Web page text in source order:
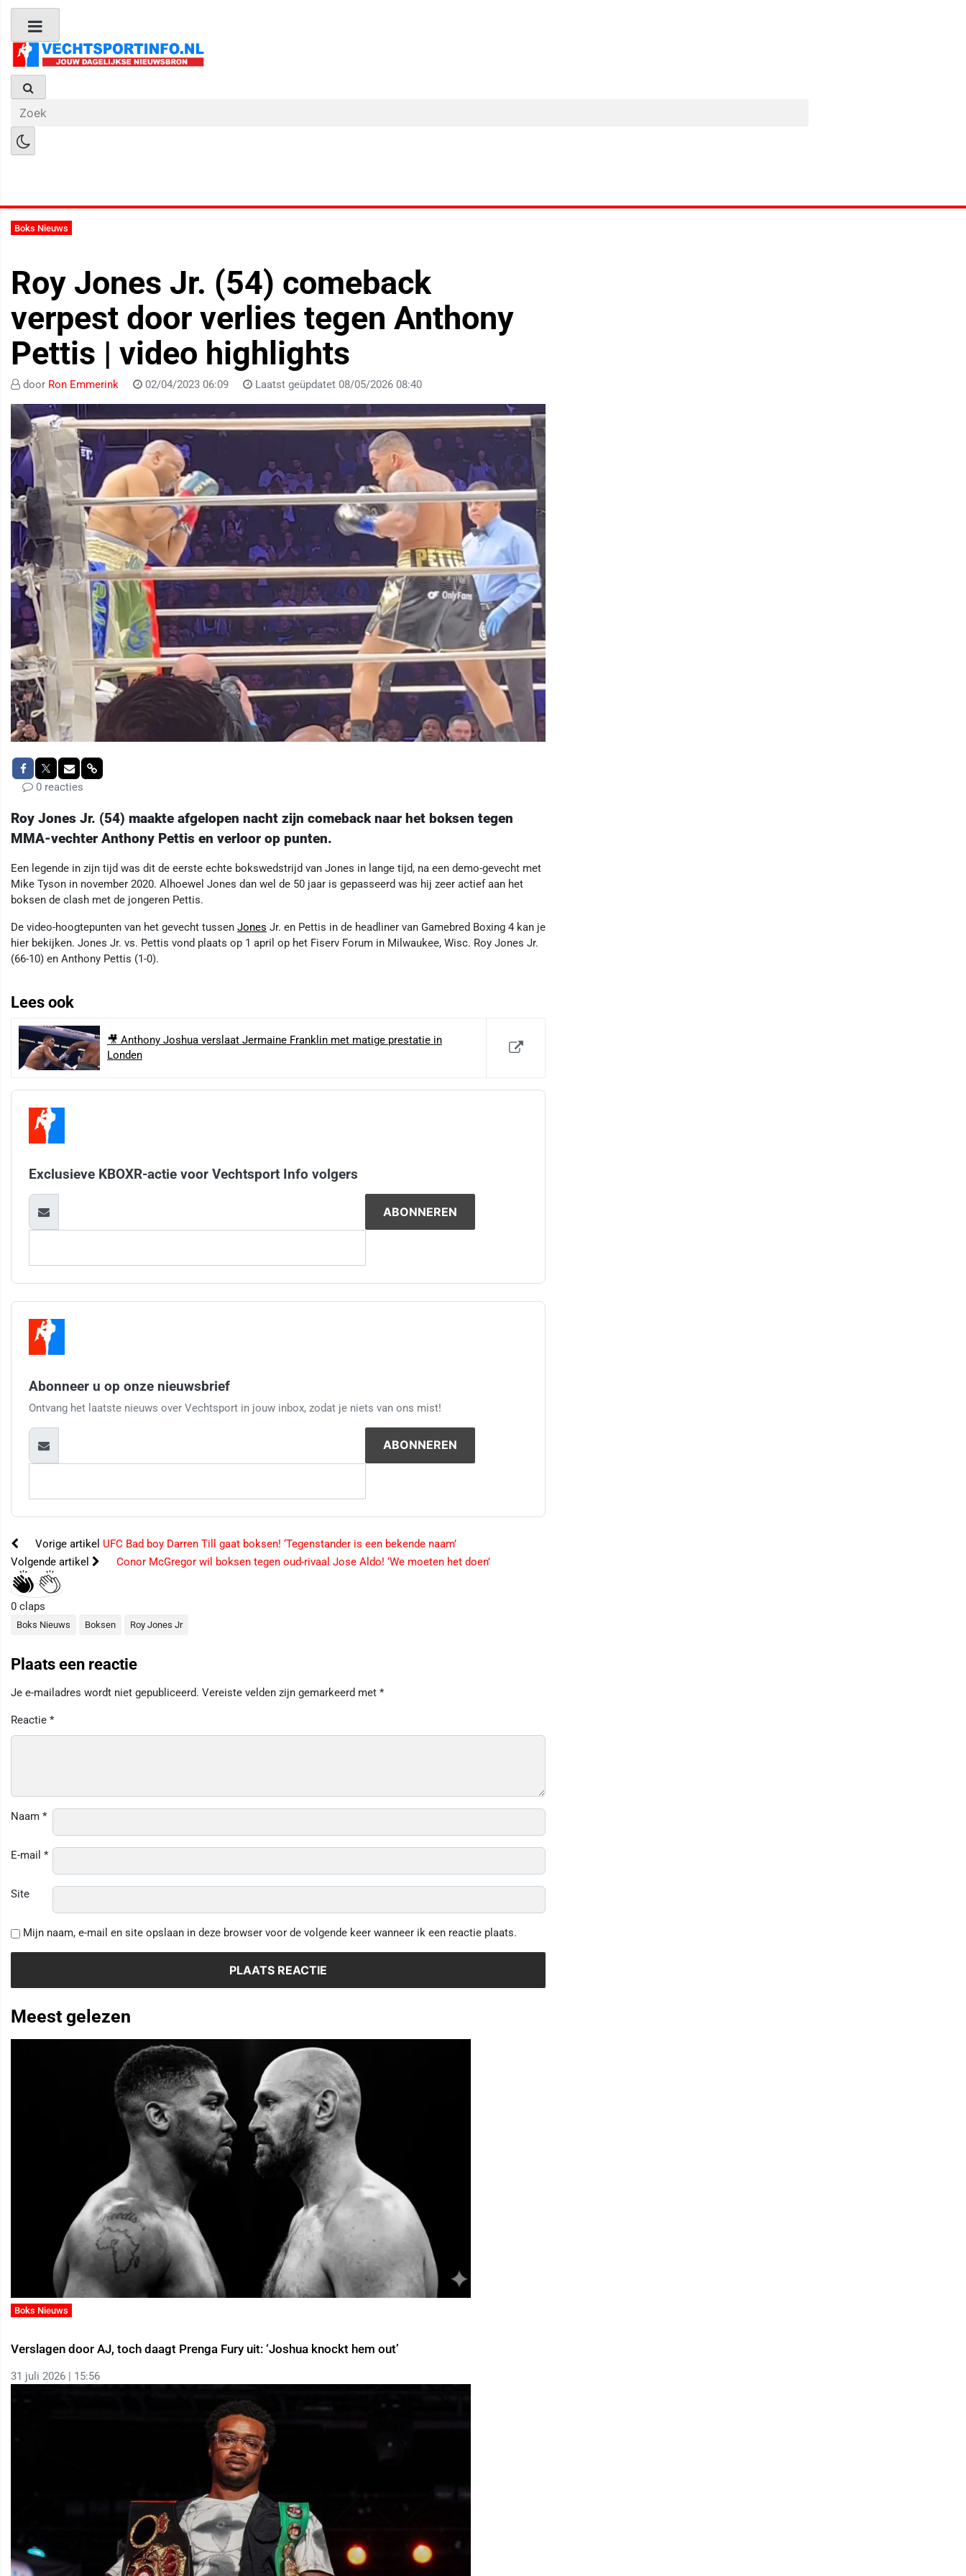
Boks Nieuws
Roy Jones Jr. (54) comeback
verpest door verlies tegen Anthony
Pettis | video highlights
door Ron Emmerink 02/04/2023 06:09 Laatst geüpdatet 08/05/2026 08:40
0 reacties
Roy Jones Jr. (54) maakte afgelopen nacht zijn comeback naar het boksen tegen
MMA-vechter Anthony Pettis en verloor op punten.
Een legende in zijn tijd was dit de eerste echte bokswedstrijd van Jones in lange tijd, na een demo-gevecht met
Mike Tyson in november 2020. Alhoewel Jones dan wel de 50 jaar is gepasseerd was hij zeer actief aan het
boksen de clash met de jongeren Pettis.
De video-hoogtepunten van het gevecht tussen Jones Jr. en Pettis in de headliner van Gamebred Boxing 4 kan je
hier bekijken. Jones Jr. vs. Pettis vond plaats op 1 april op het Fiserv Forum in Milwaukee, Wisc. Roy Jones Jr.
(66-10) en Anthony Pettis (1-0).
Lees ook
🎥 Anthony Joshua verslaat Jermaine Franklin met matige prestatie in
Londen
Exclusieve KBOXR-actie voor Vechtsport Info volgers
Abonneer u op onze nieuwsbrief
Ontvang het laatste nieuws over Vechtsport in jouw inbox, zodat je niets van ons mist!
Vorige artikel UFC Bad boy Darren Till gaat boksen! ‘Tegenstander is een bekende naam’
Volgende artikel
Conor McGregor wil boksen tegen oud-rivaal Jose Aldo! ‘We moeten het doen’
0 claps
Boks Nieuws Boksen Roy Jones Jr
Plaats een reactie
Je e-mailadres wordt niet gepubliceerd. Vereiste velden zijn gemarkeerd met *
Reactie *
Naam *
E-mail *
Site
Mijn naam, e-mail en site opslaan in deze browser voor de volgende keer wanneer ik een reactie plaats.
Meest gelezen
Boks Nieuws
Verslagen door AJ, toch daagt Prenga Fury uit: ‘Joshua knockt hem out’
31 juli 2026 | 15:56